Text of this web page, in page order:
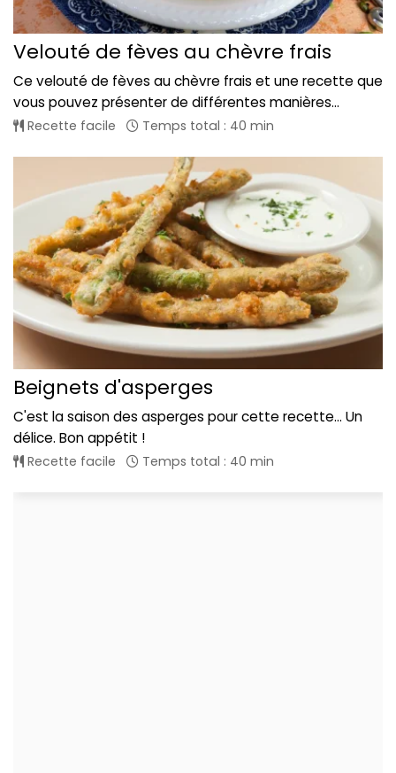
Velouté de fèves au chèvre frais
Ce velouté de fèves au chèvre frais et une recette que
vous pouvez présenter de différentes manières...
Recette facile Temps total : 40 min
Beignets d'asperges
C'est la saison des asperges pour cette recette... Un
délice. Bon appétit !
Recette facile Temps total : 40 min